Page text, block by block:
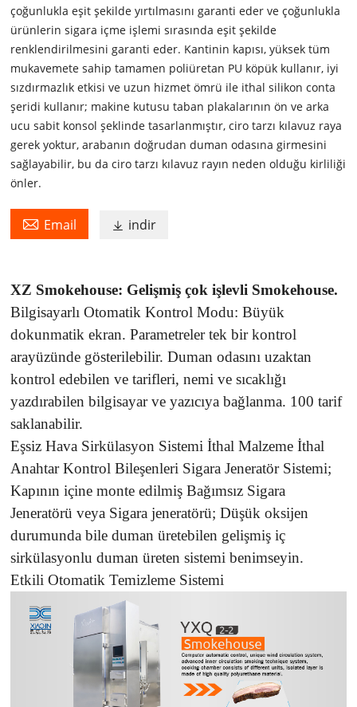
çoğunlukla eşit şekilde yırtılmasını garanti eder ve çoğunlukla
ürünlerin sigara içme işlemi sırasında eşit şekilde
renklendirilmesini garanti eder. Kantinin kapısı, yüksek tüm
mukavemete sahip tamamen poliüretan PU köpük kullanır, iyi
sızdırmazlık etkisi ve uzun hizmet ömrü ile ithal silikon conta
şeridi kullanır; makine kutusu taban plakalarının ön ve arka
ucu sabit konsol şeklinde tasarlanmıştır, ciro tarzı kılavuz raya
gerek yoktur, arabanın doğrudan duman odasına girmesini
sağlayabilir, bu da ciro tarzı kılavuz rayın neden olduğu kirliliği
önler.
 Email  indir
XZ Smokehouse: Gelişmiş çok işlevli Smokehouse.
Bilgisayarlı Otomatik Kontrol Modu: Büyük
dokunmatik ekran. Parametreler tek bir kontrol
arayüzünde gösterilebilir. Duman odasını uzaktan
kontrol edebilen ve tarifleri, nemi ve sıcaklığı
yazdırabilen bilgisayar ve yazıcıya bağlanma. 100 tarif
saklanabilir.
Eşsiz Hava Sirkülasyon Sistemi İthal Malzeme İthal
Anahtar Kontrol Bileşenleri Sigara Jeneratör Sistemi;
Kapının içine monte edilmiş Bağımsız Sigara
Jeneratörü veya Sigara jeneratörü; Düşük oksijen
durumunda bile duman üretebilen gelişmiş iç
sirkülasyonlu duman üreten sistemi benimseyin.
Etkili Otomatik Temizleme Sistemi